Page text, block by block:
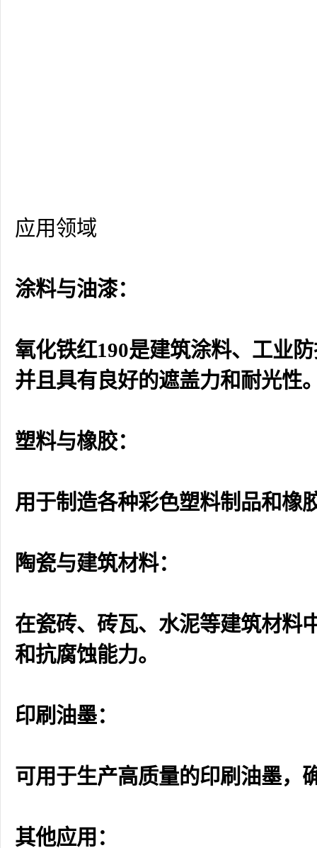
应用领域
涂料与油漆：
氧化铁红190是建筑涂料、工业
并且具有良好的遮盖力和耐光性
塑料与橡胶：
用于制造各种彩色塑料制品和橡
陶瓷与建筑材料：
在瓷砖、砖瓦、水泥等建筑材料
和抗腐蚀能力。
印刷油墨：
可用于生产高质量的印刷油墨，
其他应用：